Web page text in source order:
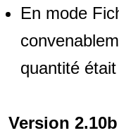
En mode
quantité
Version